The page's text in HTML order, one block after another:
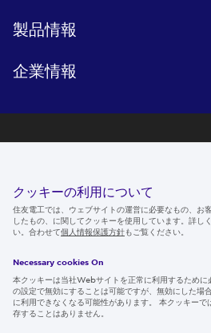
製品情報
企業情報
ニュースルーム
IR情報
採用情報
クッキーの利用について
住友電工では、ウェブサイトの運営に必要なもの、お
したもの、に関してクッキーを使用しています。詳し
い。合わせて個人情報保護方針もご覧ください。
Necessary cookies On
本クッキーは当社Webサイトを正常に利用するために
の設定で無効にすることは可能ですが、無効にした場
に利用できなくなる可能性があります。 本クッキーで
存することはありません。